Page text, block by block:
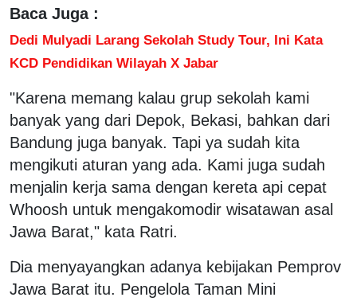
Baca Juga :
Dedi Mulyadi Larang Sekolah Study Tour, Ini Kata
KCD Pendidikan Wilayah X Jabar
"Karena memang kalau grup sekolah kami
banyak yang dari Depok, Bekasi, bahkan dari
Bandung juga banyak. Tapi ya sudah kita
mengikuti aturan yang ada. Kami juga sudah
menjalin kerja sama dengan kereta api cepat
Whoosh untuk mengakomodir wisatawan asal
Jawa Barat," kata Ratri.
Dia menyayangkan adanya kebijakan Pemprov
Jawa Barat itu. Pengelola Taman Mini